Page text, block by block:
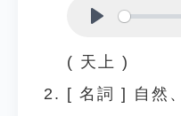
( 天上 )
[ 名詞 ] 自然